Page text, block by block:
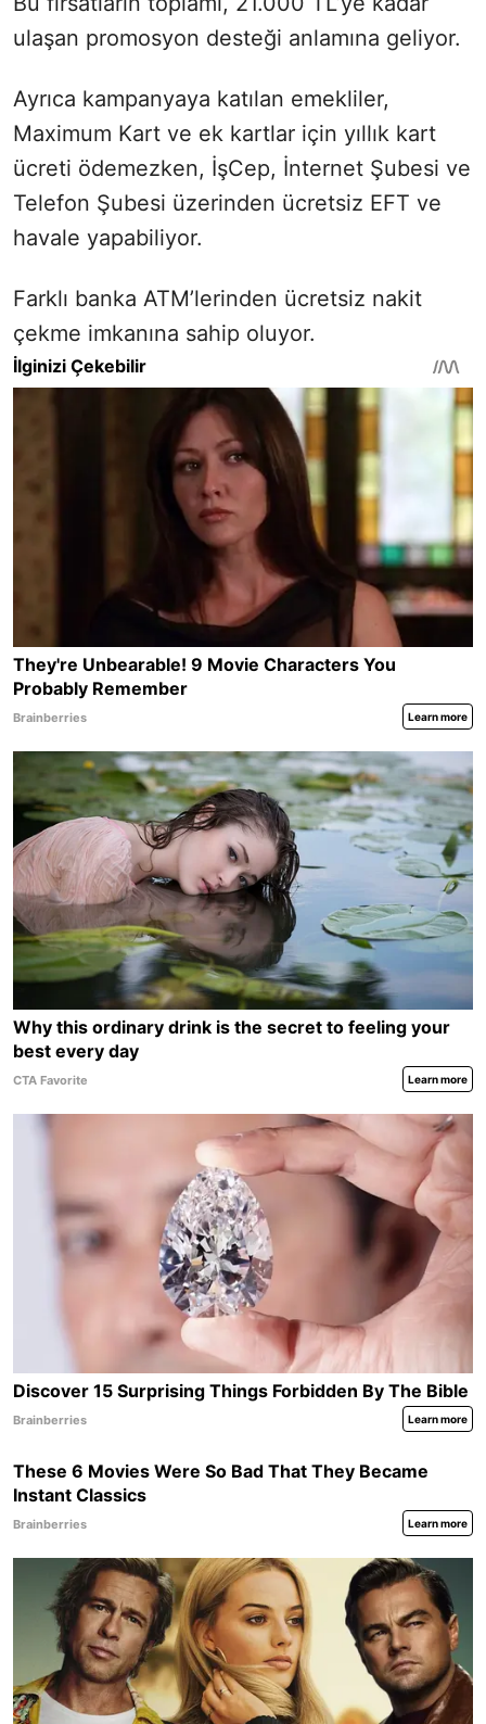
ulaşan promosyon desteği anlamına geliyor.
Ayrıca kampanyaya katılan emekliler,
Maximum Kart ve ek kartlar için yıllık kart
ücreti ödemezken, İşCep, İnternet Şubesi ve
Telefon Şubesi üzerinden ücretsiz EFT ve
havale yapabiliyor.
Farklı banka ATM’lerinden ücretsiz nakit
çekme imkanına sahip oluyor.